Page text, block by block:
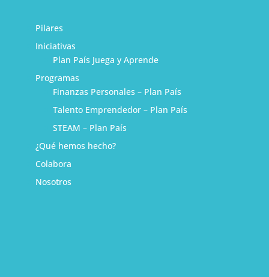
Pilares
Iniciativas
Plan País Juega y Aprende
Programas
Finanzas Personales – Plan País
Talento Emprendedor – Plan País
STEAM – Plan País
¿Qué hemos hecho?
Colabora
Nosotros